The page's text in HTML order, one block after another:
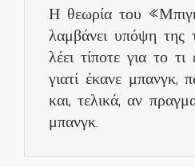
Η θεωρία του
λαμβάνει υπόψη της
λέει τίποτε για το
γιατί έκανε μπανγκ,
και, τελικά, αν
μπανγκ.